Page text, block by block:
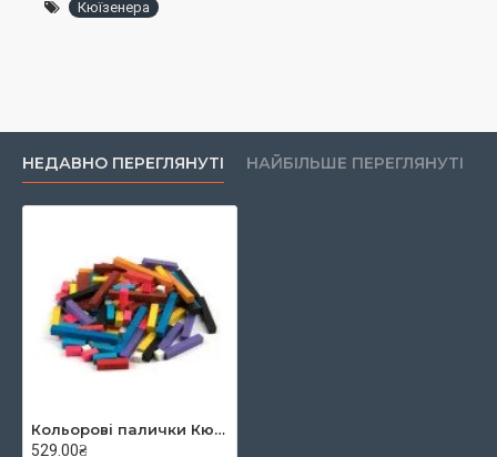
фіолетова — 9 шт.;
помаранчева — 4 шт.
яскраві європейські стійкі фарби на водній основі,
деталі добре відшліфовані.
Упаковано в зручний пластиковий контейнер для
зберігання розміром 160х120х75 мм .
(12х12 см).
Кюїзенера
НЕДАВНО ПЕРЕГЛЯНУТІ НАЙБІЛЬШЕ ПЕРЕГЛЯНУТІ
Кольорові палички Кюїзенера (116 шт. в наборі), ТМ Komarovtoys
529.00₴